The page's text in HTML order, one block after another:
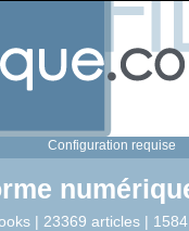
Configuration requise
| 23369 articles |